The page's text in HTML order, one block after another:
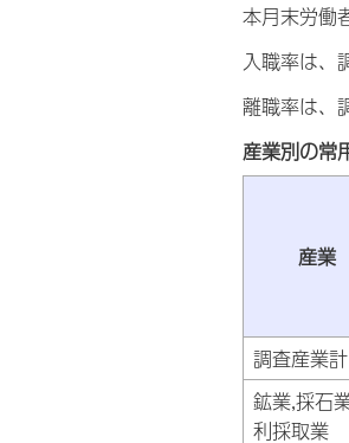
本月末労働
入職率は、
離職率は、
産業別の常
産業
調査産業計
鉱業,採石
利採取業